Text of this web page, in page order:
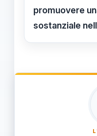
social riflette
normativa mira
promuovere
sostanziale
Adottare un
di risultato e
potenziare
orientamento
tirocini e